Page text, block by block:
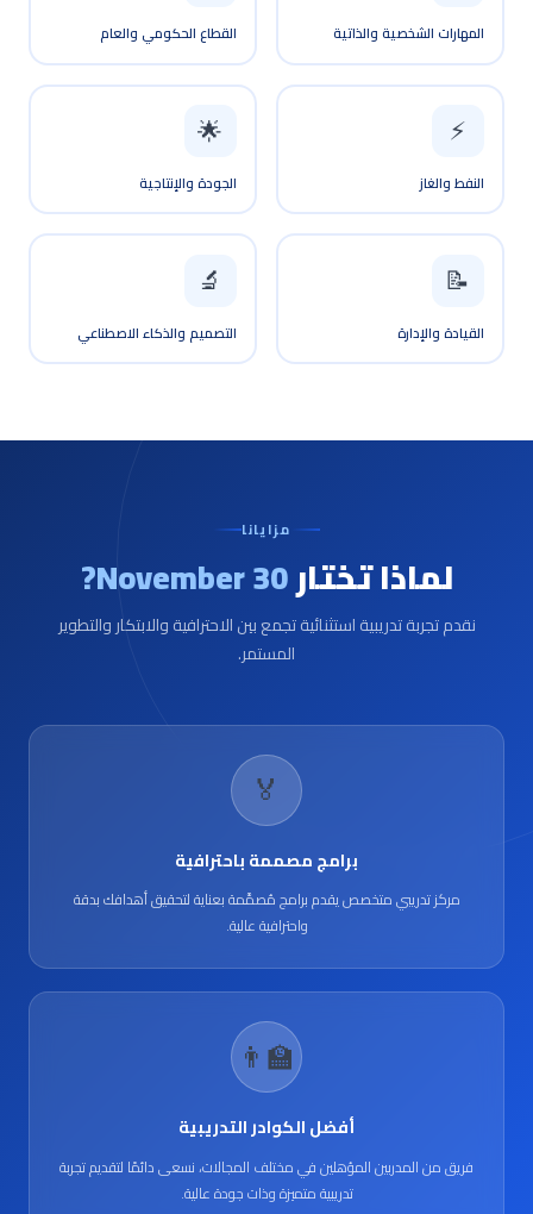
المهارات الشخصية والذاتية القطاع الحكومي والعام
⚡
النفط والغاز
🌟
الجودة والإنتاجية
📝
القيادة والإدارة
🔬
التصميم والذكاء الاصطناعي
مزايانا
لماذا تختار30 November?
نقدم تجربة تدريبية استثنائية تجمع بين الاحترافية والابتكار والتطوير
المستمر.
🏅
برامج مصممة باحترافية
مركز تدريبي متخصص يقدم برامج مُصمَّمة بعناية لتحقيق أهدافك بدقة
واحترافية عالية.
👨‍🏫
أفضل الكوادر التدريبية
فريق من المدربين المؤهلين في مختلف المجالات، نسعى دائمًا لتقديم تجربة
تدريبية متميزة وذات جودة عالية.